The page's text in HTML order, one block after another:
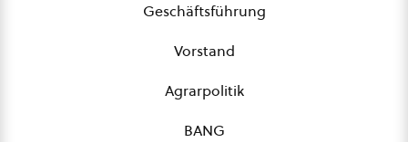
Geschäftsführung
Vorstand
Agrarpolitik
BANG